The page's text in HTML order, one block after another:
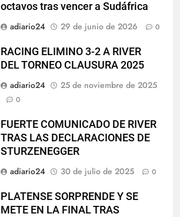
octavos tras vencer a Sudáfrica
adiario24
29 de junio de 2026 0
RACING ELIMINO 3-2 A RIVER
DEL TORNEO CLAUSURA 2025
adiario24
25 de noviembre de 2025
0
FUERTE COMUNICADO DE RIVER
TRAS LAS DECLARACIONES DE
STURZENEGGER
adiario24
30 de julio de 2025 0
PLATENSE SORPRENDE Y SE
METE EN LA FINAL TRAS